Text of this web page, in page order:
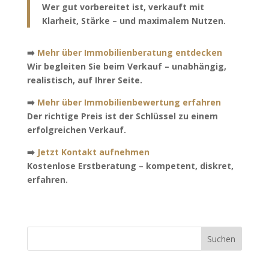
Wer gut vorbereitet ist, verkauft mit
Klarheit, Stärke – und maximalem Nutzen.
➡️ Mehr über Immobilienberatung entdecken
Wir begleiten Sie beim Verkauf – unabhängig,
realistisch, auf Ihrer Seite.
➡️ Mehr über Immobilienbewertung erfahren
Der richtige Preis ist der Schlüssel zu einem
erfolgreichen Verkauf.
➡️ Jetzt Kontakt aufnehmen
Kostenlose Erstberatung – kompetent, diskret,
erfahren.
Suchen